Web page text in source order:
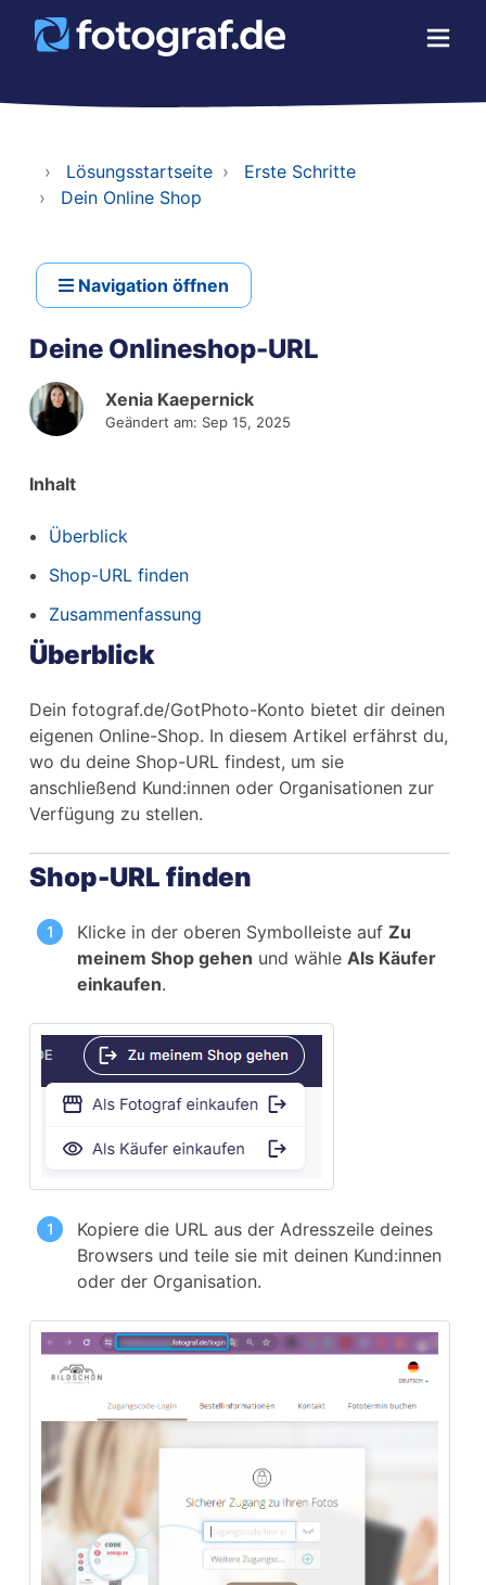
Lösungsstartseite
Erste Schritte
Dein Online Shop
Navigation öffnen
Deine Onlineshop-URL
Xenia Kaepernick
Geändert am: Sep 15, 2025
Inhalt
Überblick
Shop-URL finden
Zusammenfassung
Überblick
Dein fotograf.de/GotPhoto-Konto bietet dir deinen
eigenen Online-Shop. In diesem Artikel erfährst du,
wo du deine Shop-URL findest, um sie
anschließend Kund:innen oder Organisationen zur
Verfügung zu stellen.
Shop-URL finden
Klicke in der oberen Symbolleiste auf Zu
meinem Shop gehen und wähle Als Käufer
einkaufen.
Kopiere die URL aus der Adresszeile deines
Browsers und teile sie mit deinen Kund:innen
oder der Organisation.